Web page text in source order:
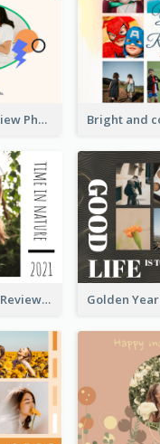
A Great Year in Review Photo Book
Nature Life Year in Review Photo Book